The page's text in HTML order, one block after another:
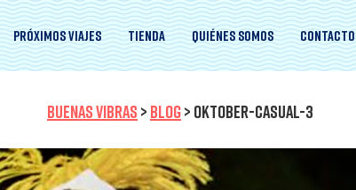
Próximos viajes Tienda Quiénes somos Contacto
BUENAS VIBRAS > BLOG> OKTOBER-CASUAL-3